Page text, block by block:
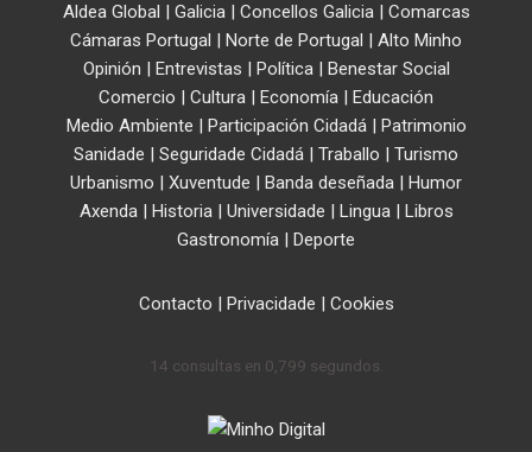
Aldea Global Galicia| Concellos Galicia| Comarcas
Cámaras Portugal
Norte de Portugal
Alto Minho
Opinión
Entrevistas Política|
Benestar Social
Comercio
Cultura Economía
Educación
Medio Ambiente
Participación Cidadá|
Patrimonio
Sanidade
Seguridade Cidadá Traballo
Turismo
Urbanismo
Xuventude Banda deseñada
Humor
Axenda| Historia| Universidade Lingua|
Libros
Gastronomía
Deporte
Contacto Privacidade Cookies
14 consultas en 0,799 segundos.